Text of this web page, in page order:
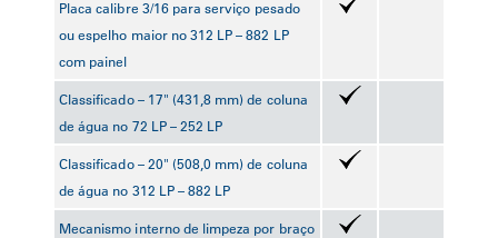
Placa calibre 3/16 para serviço pesado
ou espelho maior no 312 LP – 882 LP
com painel
Classificado – 17" (431,8 mm) de coluna
de água no 72 LP – 252 LP
Classificado – 20" (508,0 mm) de coluna
de água no 312 LP – 882 LP
Mecanismo interno de limpeza por braço